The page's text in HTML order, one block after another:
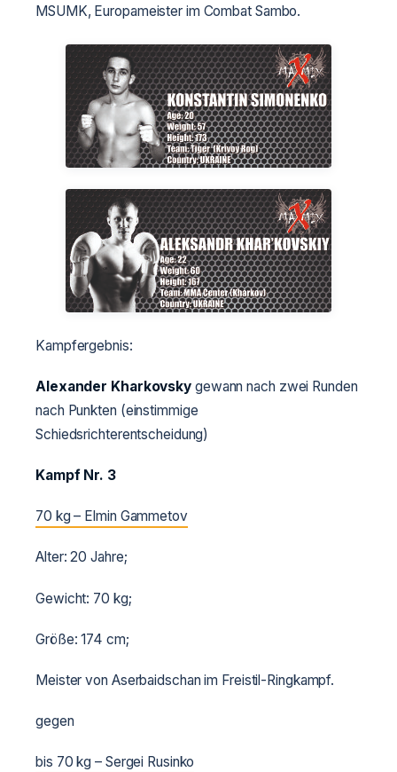
MSUMK, Europameister im Combat Sambo.
Kampfergebnis:
Alexander Kharkovsky gewann nach zwei Runden
nach Punkten (einstimmige
Schiedsrichterentscheidung)
Kampf Nr. 3
70 kg – Elmin Gammetov
Alter: 20 Jahre;
Gewicht: 70 kg;
Größe: 174 cm;
Meister von Aserbaidschan im Freistil-Ringkampf.
gegen
bis 70 kg – Sergei Rusinko